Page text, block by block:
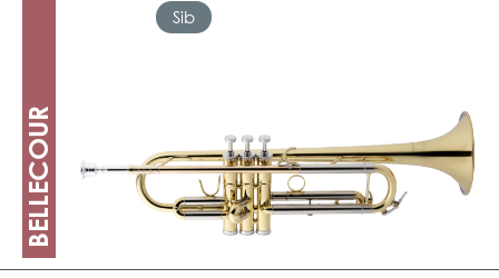
BELLECOUR
Sib